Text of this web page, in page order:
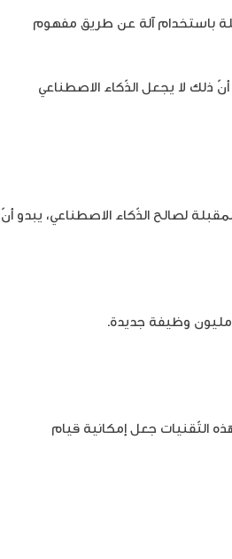
باستخدام آلة عن طريق مفهوم
ذلك لا يجعل الذّكاء الاصطناعي
خلال السنوات الخمس المقبلة لصالح الذّكاء الاصطناعي، يبدو أنّ
التّقنيات جعل إمكانية قيام